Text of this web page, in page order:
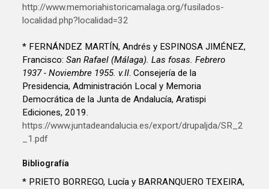
http://www.memoriahistoricamalaga.org/fusilados-
localidad.php?localidad=32
* FERNÁNDEZ MARTÍN, Andrés y ESPINOSA JIMÉNEZ,
Francisco: San Rafael (Málaga). Las fosas. Febrero
1937 - Noviembre 1955. v.II. Consejería de la
Presidencia, Administración Local y Memoria
Democrática de la Junta de Andalucía, Aratispi
Ediciones, 2019.
https://www.juntadeandalucia.es/export/drupaljda/SR_2
_1.pdf
Bibliografía
* PRIETO BORREGO, Lucía y BARRANQUERO TEXEIRA,